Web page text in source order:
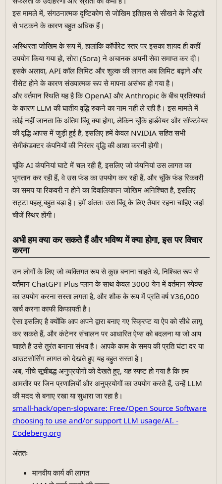
इस मामले में, संगठनात्मक दृष्टिकोण से जोखिम इतिहास से सीखने के सिद्धांतों
से भटकने के कारण बहुत अधिक हैं।
अस्थिरता जोखिम के रूप में, हालांकि कॉर्पोरेट स्तर पर इसका शायद ही कहीं
उपयोग किया गया हो, सोरा (Sora) ने अचानक अपनी सेवा समाप्त कर दी।
इसके अलावा, API कॉल लिमिट और शुल्क की लागत अब लिमिट बढ़ाने और
रीसेट होने के कारण संख्यात्मक रूप से मापना असंभव हो गया है।
और वर्तमान स्थिति यह है कि OpenAI और Anthropic के बीच प्रतिस्पर्धा
के कारण LLM की घातीय वृद्धि रुकने का नाम नहीं ले रही है। इस मामले में
कोई नहीं जानता कि अंतिम बिंदु क्या होगा, लेकिन चूंकि हार्डवेयर और सॉफ्टवेयर
की वृद्धि आपस में जुड़ी हुई है, इसलिए हमें केवल NVIDIA सहित सभी
सेमीकंडक्टर कंपनियों की निरंतर वृद्धि की आशा करनी होगी।
चूंकि AI कंपनियां घाटे में चल रही हैं, इसलिए जो कंपनियां उस लागत का
भुगतान कर रही हैं, वे उस फंड का उपयोग कर रही हैं, और चूंकि फंड रिकवरी
का समय या रिकवरी न होने का दिवालियापन जोखिम अनिश्चित है, इसलिए
सट्टा पहलू बहुत बड़ा है। हमें अंततः उस बिंदु के लिए तैयार रहना चाहिए जहां
चीजें स्थिर होंगी।
अभी हम क्या कर सकते हैं और भविष्य में क्या होगा, इस पर विचार
करना
उन लोगों के लिए जो व्यक्तिगत रूप से कुछ बनाना चाहते थे, निश्चित रूप से
वर्तमान ChatGPT Plus प्लान के साथ केवल 3000 येन में वर्तमान स्पेक्स
का उपयोग करना सस्ता लगता है, और शौक के रूप में प्रति वर्ष ¥36,000
खर्च करना काफी किफायती है।
ऐसा इसलिए है क्योंकि आप अपने द्वारा बनाए गए स्क्रिप्ट या ऐप को सीधे लागू
कर सकते हैं, और कंटेनर संचालन पर आधारित ऐप्स को बदलना या जो आप
चाहते हैं उसे तुरंत बनाना संभव है। आपके काम के समय की प्रति घंटा दर या
आउटसोर्सिंग लागत को देखते हुए यह बहुत सस्ता है।
अब, नीचे सूचीबद्ध अनुप्रयोगों को देखते हुए, यह स्पष्ट हो गया है कि हम
आमतौर पर जिन प्रणालियों और अनुप्रयोगों का उपयोग करते हैं, उन्हें LLM
की मदद से बनाए रखा या सुधारा जा रहा है।
small-hack/open-slopware: Free/Open Source Software
choosing to use and/or support LLM usage/AI. -
Codeberg.org
अंततः
मानवीय कार्य की लागत